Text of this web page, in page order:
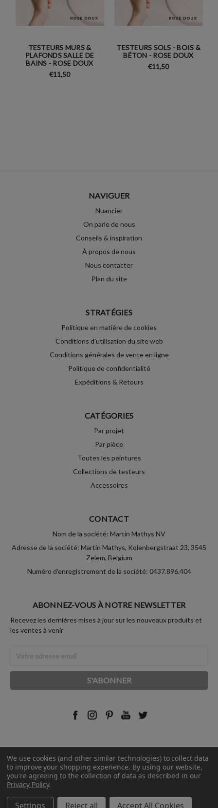
TESTEURS MURS &
PLAFONDS SALLE DE
BAINS - ROSE DOUX
€11,50
TESTEURS SOLS - BOIS &
BÉTON - ROSE DOUX
€11,50
NAVIGUER
Nuancier
On parle de nous
Conseils & inspiration
À propos de nous
Nous contacter
Plan du site
STRATÉGIES
Politique en matière de cookies
Conditions d'utilisation du site web
Conditions générales de vente en ligne
Politique de confidentialité
Expéditions & Retours
CATÉGORIES
Par projet
Par pièce
Toutes les peintures
Collections de testeurs
Accessoires
CONTACT
Nom de la société: Martin Mathys NV
Adresse de la société: Martin Mathys, Kolenbergstraat 23, 3545
Zelem, Belgium
Numéro d'enregistrement de la société: 0437.896.404
ABONNEZ-VOUS À NOTRE NEWSLETTER
Recevez les dernières mises à jour sur les nouveaux produits et
les ventes à venir
Email
© 2026 Rust-Oleum France.
We use cookies (and other similar technologies) to collect data
to improve your shopping experience. By using our website,
you're agreeing to the collection of data as described in our
Privacy Policy.
Settings Reject all Accept All Cookies